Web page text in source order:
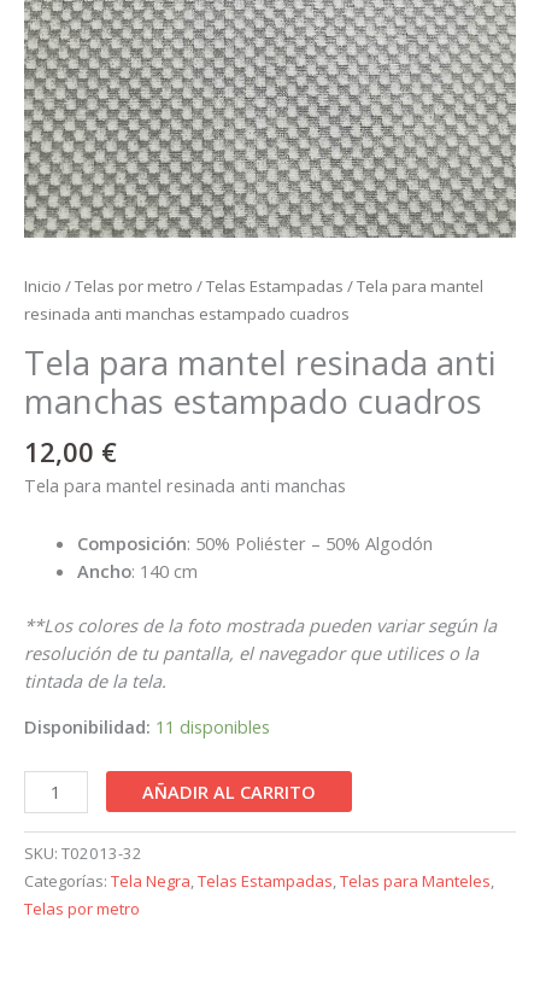
Inicio /Telas por metro /Telas Estampadas / Tela para mantel
resinada anti manchas estampado cuadros
Tela para mantel resinada anti
manchas estampado cuadros
12,00 €
Tela para mantel resinada anti manchas
Composición: 50% Poliéster – 50% Algodón
Ancho: 140 cm
**Los colores de la foto mostrada pueden variar según la
resolución de tu pantalla, el navegador que utilices o la
tintada de la tela.
Disponibilidad: 11 disponibles
AÑADIR AL CARRITO
SKU: T02013-32
Categorías: Tela Negra,Telas Estampadas,Telas para Manteles,
Telas por metro